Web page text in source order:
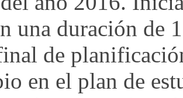
una duración de
de
en el plan de